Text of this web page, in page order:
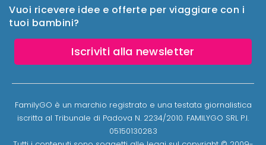
Vuoi ricevere idee e offerte per viaggiare con i
tuoi bambini?
Iscriviti alla newsletter
FamilyGO è un marchio registrato e una testata giornalistica
iscritta al Tribunale di Padova N. 2234/2010. FAMILYGO SRL P.I.
05150130283